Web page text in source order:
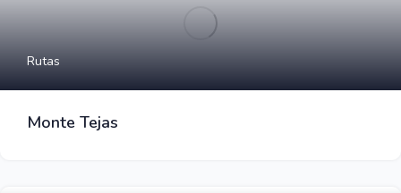
Rutas
Monte Tejas